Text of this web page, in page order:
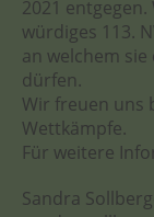
2021
würdiges 113.
an welchem
dürfen.
Wir freuen uns
Wettkämpfe.
Für weitere
Sandra